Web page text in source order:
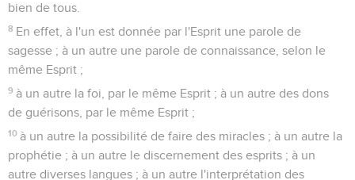
bien de tous.
8 En effet, à l'un est donnée par l'Esprit une parole de
sagesse ; à un autre une parole de connaissance, selon le
même Esprit ;
9 à un autre la foi, par le même Esprit ; à un autre des dons
de guérisons, par le même Esprit ;
10 à un autre la possibilité de faire des miracles ; à un autre la
prophétie ; à un autre le discernement des esprits ; à un
autre diverses langues ; à un autre l'interprétation des